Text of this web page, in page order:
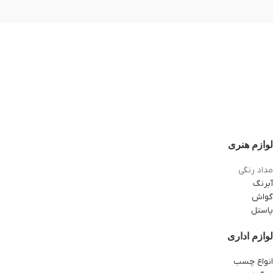
لوازم هنری
مداد رنگی
آبرنگ
گواش
پاستل
لوازم اداری
انواع چسب